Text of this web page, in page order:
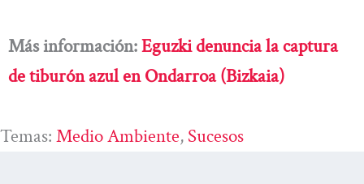
Más información:Eguzki denuncia la captura
de tiburón azul en Ondarroa (Bizkaia)
Temas: Medio Ambiente, Sucesos